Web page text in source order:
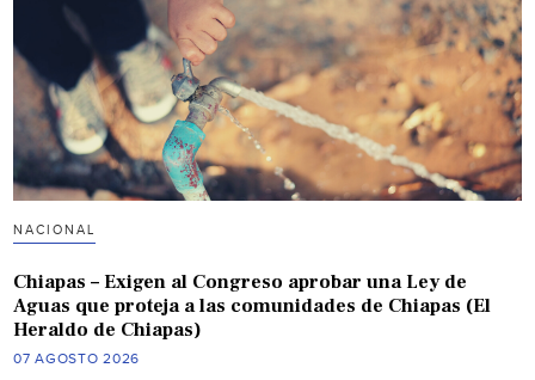
NACIONAL
Chiapas – Exigen al Congreso aprobar una Ley de
Aguas que proteja a las comunidades de Chiapas (El
Heraldo de Chiapas)
07 AGOSTO 2026